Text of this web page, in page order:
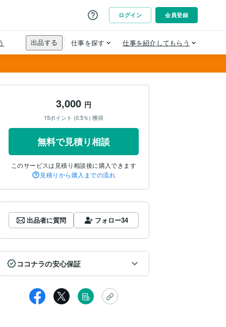
3,000 円
15ポイント (0.5％) 獲得
無料で見積り相談
このサービスは見積り相談後に購入できます
見積りから購入までの流れ
出品者に質問 フォロー34
ココナラの安心保証